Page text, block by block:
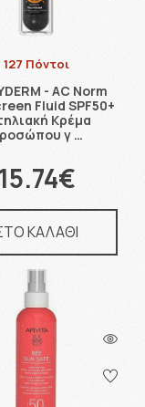
127 Πόντοι
- AC Norm
Fluid SPF50+
Κρέμα
γ …
15.74€
ΚΑΛΑΘΙ